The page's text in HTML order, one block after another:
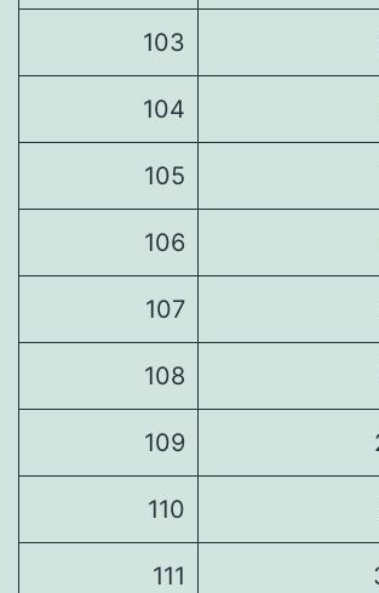
103
104
105
106
107
108
109
110
111